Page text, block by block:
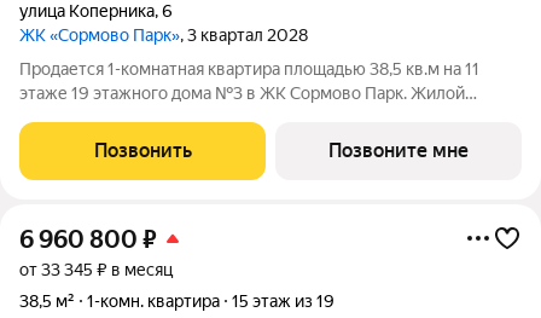
улица Коперника,6
ЖК «Сормово Парк», 3 квартал 2028
Продается 1-комнатная квартира площадью 38,5 кв.м на 11
этаже 19 этажного дома №3 в ЖК Сормово Парк. Жилой
центральной локации Сормовского района Нижнего
Новгорода. В окружении комплекса Сормовский
Позвонить Позвоните мне
6 960 800 ₽
от 33 345 ₽ в месяц
38,5 м²
1-комн. квартира 15 этаж из 19